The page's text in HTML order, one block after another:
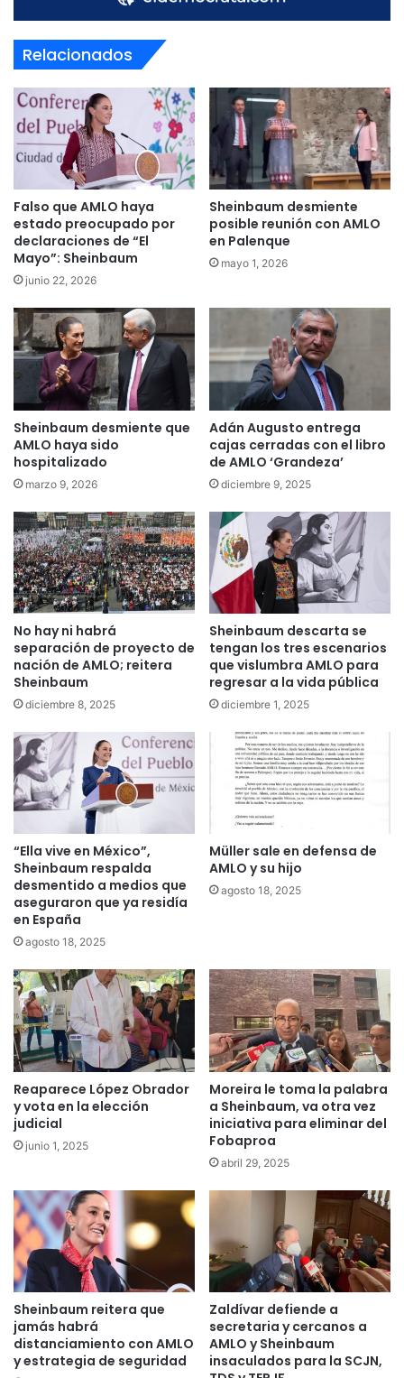
Relacionados
Falso que AMLO haya
estado preocupado por
declaraciones de “El
Mayo”: Sheinbaum
junio 22, 2026
Sheinbaum desmiente
posible reunión con AMLO
en Palenque
mayo 1, 2026
Sheinbaum desmiente que
AMLO haya sido
hospitalizado
marzo 9, 2026
Adán Augusto entrega
cajas cerradas con el libro
de AMLO ‘Grandeza’
diciembre 9, 2025
No hay ni habrá
separación de proyecto de
nación de AMLO; reitera
Sheinbaum
diciembre 8, 2025
Sheinbaum descarta se
tengan los tres escenarios
que vislumbra AMLO para
regresar a la vida pública
diciembre 1, 2025
“Ella vive en México”,
Sheinbaum respalda
desmentido a medios que
aseguraron que ya residía
en España
agosto 18, 2025
Müller sale en defensa de
AMLO y su hijo
agosto 18, 2025
Reaparece López Obrador
y vota en la elección
judicial
junio 1, 2025
Moreira le toma la palabra
a Sheinbaum, va otra vez
iniciativa para eliminar del
Fobaproa
abril 29, 2025
Sheinbaum reitera que
jamás habrá
distanciamiento con AMLO
y estrategia de seguridad
Zaldívar defiende a
secretaria y cercanos a
AMLO y Sheinbaum
insaculados para la SCJN,